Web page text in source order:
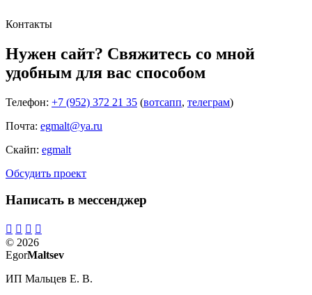
Контакты
Нужен сайт? Свяжитесь со мной
удобным для вас способом
Телефон: +7 (952) 372 21 35 (вотсапп, телеграм)
Почта: egmalt@ya.ru
Скайп: egmalt
Обсудить проект
Написать в мессенджер
© 2026
EgorMaltsev
ИП Мальцев Е. В.